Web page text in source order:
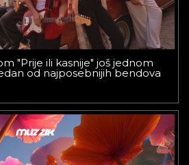
"Prije ili kasnije" još jednom
od najposebnijih bendova